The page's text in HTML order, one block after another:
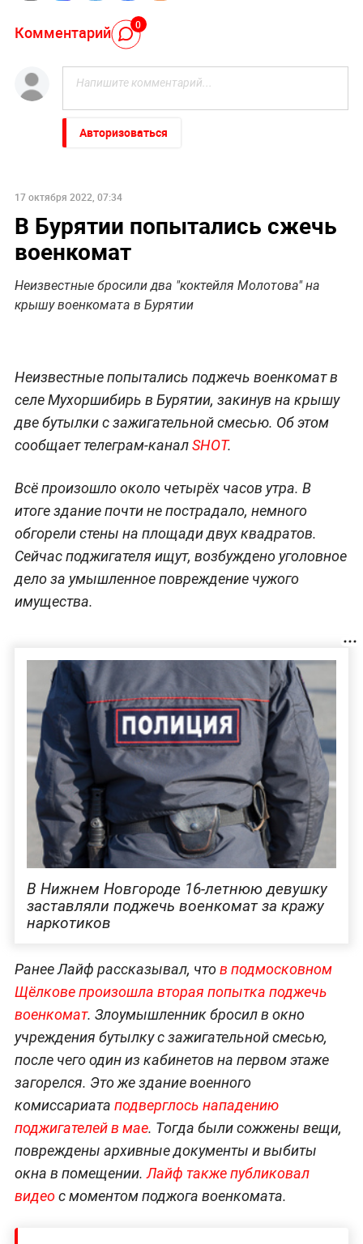
Комментарий 0
Авторизоваться
17 октября 2022, 07:34
В Бурятии попытались сжечь
военкомат
Неизвестные бросили два "коктейля Молотова" на
крышу военкомата в Бурятии
Неизвестные попытались поджечь военкомат в
селе Мухоршибирь в Бурятии, закинув на крышу
две бутылки с зажигательной смесью. Об этом
сообщает телеграм-каналSHOT.
Всё произошло около четырёх часов утра. В
итоге здание почти не пострадало, немного
обгорели стены на площади двух квадратов.
Сейчас поджигателя ищут, возбуждено уголовное
дело за умышленное повреждение чужого
имущества.
В Нижнем Новгороде 16-летнюю девушку
заставляли поджечь военкомат за кражу
наркотиков
Ранее Лайф рассказывал, чтов подмосковном
Щёлкове произошла вторая попытка поджечь
военкомат. Злоумышленник бросил в окно
учреждения бутылку с зажигательной смесью,
после чего один из кабинетов на первом этаже
загорелся. Это же здание военного
комиссариата подверглось нападению
поджигателей в мае. Тогда были сожжены вещи,
повреждены архивные документы и выбиты
окна в помещении.Лайф также публиковал
видеос моментом поджога военкомата.